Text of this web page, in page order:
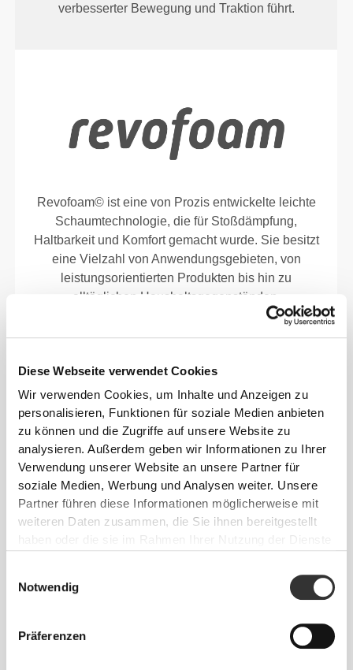
Diese Webseite verwendet Cookies
Wir verwenden Cookies, um Inhalte und Anzeigen zu
personalisieren, Funktionen für soziale Medien anbieten
zu können und die Zugriffe auf unsere Website zu
analysieren. Außerdem geben wir Informationen zu Ihrer
Verwendung unserer Website an unsere Partner für
soziale Medien, Werbung und Analysen weiter. Unsere
Partner führen diese Informationen möglicherweise mit
weiteren Daten zusammen, die Sie ihnen bereitgestellt
haben oder die sie im Rahmen Ihrer Nutzung der Dienste
Notwendig
Präferenzen
verbesserter Bewegung und Traktion führt.
Revofoam© ist eine von Prozis entwickelte leichte
Schaumtechnologie, die für Stoßdämpfung,
Haltbarkeit und Komfort gemacht wurde. Sie besitzt
eine Vielzahl von Anwendungsgebieten, von
leistungsorientierten Produkten bis hin zu
alltäglichen Haushaltsgegenständen.
GRÖSSENTABELLE
(cm)
EU US M US W
8.7"
6